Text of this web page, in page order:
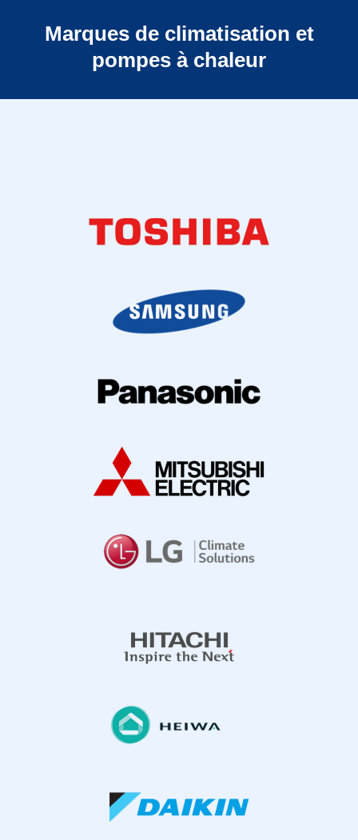
Marques de climatisation et
pompes à chaleur